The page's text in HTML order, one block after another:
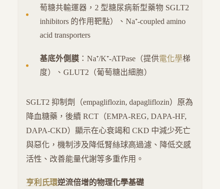
萄糖共輸運器，2 型糖尿病新型藥物 SGLT2
inhibitors 的作用靶點）、Na⁺-coupled amino
acid transporters
基底外側膜 ：Na⁺/K⁺-ATPase（提供電化學梯
度）、GLUT2（葡萄糖出細胞）
SGLT2 抑制劑（empagliflozin, dapagliflozin）原為
降血糖藥，後續 RCT（EMPA-REG, DAPA-HF,
DAPA-CKD）顯示在心衰竭和 CKD 中減少死亡
與惡化，機制涉及降低腎絲球高過濾、降低交感
活性、改善能量代謝等多重作用。
亨利氏環逆流倍增的物理化學基礎